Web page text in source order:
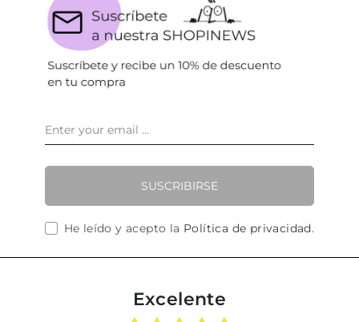
SUSCRIBIRSE
He leído y acepto la Política de privacidad.
Excelente